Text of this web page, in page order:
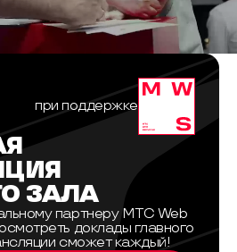
ЗАЛА
партнеру МТС Web
доклады главного
сможет каждый!
при поддержке